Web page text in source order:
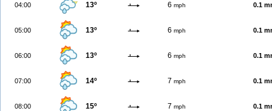
04:00 13º 6 mph 0.1
05:00 13º 6 mph 0.1
06:00 13º 6 mph 0.1
07:00 14º 7 mph 0.1
08:00 15º 7 mph 0.1